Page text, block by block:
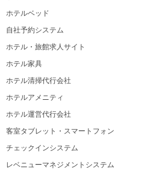
ホテルベッド
自社予約システム
ホテル・旅館求人サイト
ホテル家具
ホテル清掃代行会社
ホテルアメニティ
ホテル運営代行会社
客室タブレット・スマートフォン
チェックインシステム
レベニューマネジメントシステム